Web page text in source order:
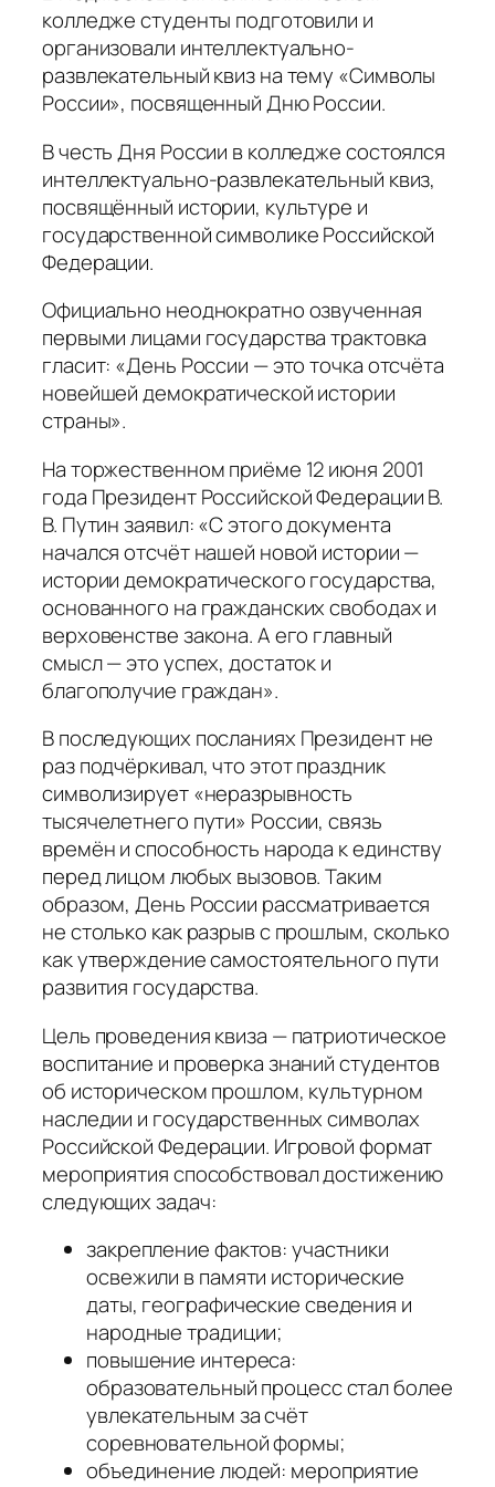
колледже студенты подготовили и
организовали интеллектуально-
развлекательный квиз на тему «Символы
России», посвященный Дню России.
В честь Дня России в колледже состоялся
интеллектуально‑развлекательный квиз,
посвящённый истории, культуре и
государственной символике Российской
Федерации.
Официально неоднократно озвученная
первыми лицами государства трактовка
гласит: «День России — это точка отсчёта
новейшей демократической истории
страны».
На торжественном приёме 12 июня 2001
года Президент Российской Федерации В.
В. Путин заявил: «С этого документа
начался отсчёт нашей новой истории —
истории демократического государства,
основанного на гражданских свободах и
верховенстве закона. А его главный
смысл — это успех, достаток и
благополучие граждан».
В последующих посланиях Президент не
раз подчёркивал, что этот праздник
символизирует «неразрывность
тысячелетнего пути» России, связь
времён и способность народа к единству
перед лицом любых вызовов. Таким
образом, День России рассматривается
не столько как разрыв с прошлым, сколько
как утверждение самостоятельного пути
развития государства.
Цель проведения квиза — патриотическое
воспитание и проверка знаний студентов
об историческом прошлом, культурном
наследии и государственных символах
Российской Федерации. Игровой формат
мероприятия способствовал достижению
следующих задач:
закрепление фактов: участники
освежили в памяти исторические
даты, географические сведения и
народные традиции;
повышение интереса:
образовательный процесс стал более
увлекательным за счёт
соревновательной формы;
объединение людей: мероприятие